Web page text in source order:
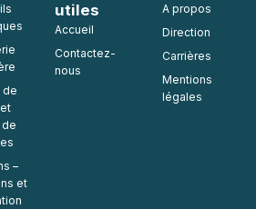
de
de
–
et
utiles
Accueil
Contactez-
nous
A propos
Direction
Carrières
Mentions
légales